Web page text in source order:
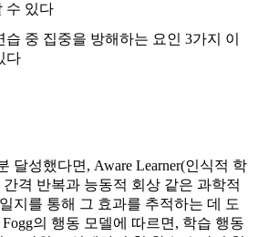
수 있다
습 중 집중을 방해하는 요인 3가지 이
다
달성했다면, Aware Learner(인식적 학
격 반복과 능동적 회상 같은 과학적
지를 통해 그 효과를 추적하는 데 도
의 행동 모델에 따르면, 학습 행동